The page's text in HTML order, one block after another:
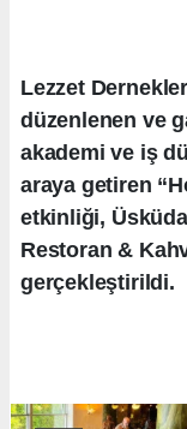
Lezzet
düzenlenen ve
akademi ve iş
araya getiren
etkinliği,
Restoran &
gerçekleştirildi.